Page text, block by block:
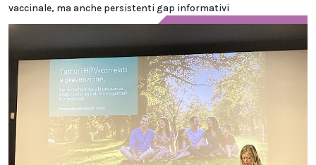
vaccinale, ma anche persistenti gap informativi